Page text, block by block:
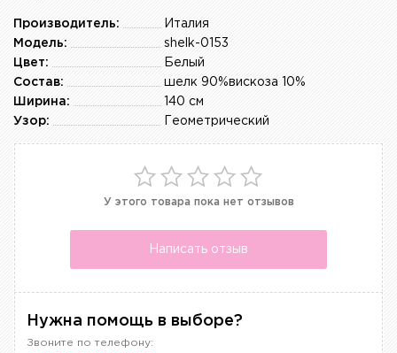
Италия
Производитель:
shelk-0153
Модель:
Белый
Цвет:
шелк 90%вискоза 10%
Состав:
140 см
Ширина:
Геометрический
Узор:
У этого товара пока нет отзывов
Написать отзыв
Нужна помощь в выборе?
Звоните по телефону: